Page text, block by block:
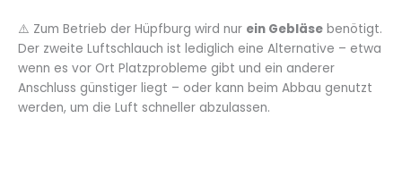
⚠️ Zum Betrieb der Hüpfburg wird nur ein Gebläse benötigt.
Der zweite Luftschlauch ist lediglich eine Alternative – etwa
wenn es vor Ort Platzprobleme gibt und ein anderer
Anschluss günstiger liegt – oder kann beim Abbau genutzt
werden, um die Luft schneller abzulassen.